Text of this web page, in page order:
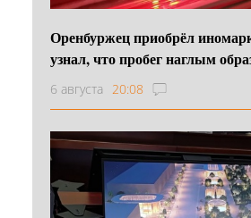
Оренбуржец приобрёл
узнал, что пробег наглым
6 августа 20:08